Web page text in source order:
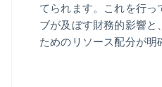
てられます。これを行っ
ブが及ぼす財務的影響と
ためのリソース配分が明